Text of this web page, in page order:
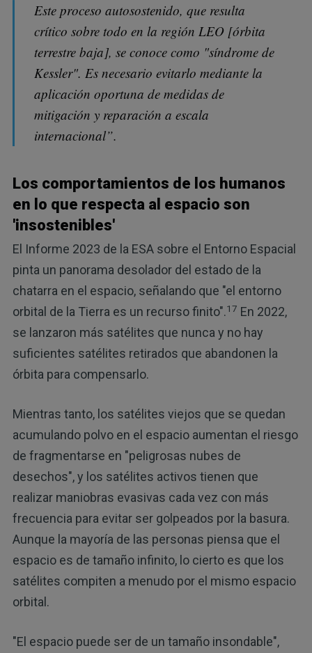
Este proceso autosostenido, que resulta
crítico sobre todo en la región LEO [órbita
terrestre baja], se conoce como "síndrome de
Kessler". Es necesario evitarlo mediante la
aplicación oportuna de medidas de
mitigación y reparación a escala
internacional”.
Los comportamientos de los humanos
en lo que respecta al espacio son
'insostenibles'
El Informe 2023 de la ESA sobre el Entorno Espacial
pinta un panorama desolador del estado de la
chatarra en el espacio, señalando que "el entorno
orbital de la Tierra es un recurso finito".17 En 2022,
se lanzaron más satélites que nunca y no hay
suficientes satélites retirados que abandonen la
órbita para compensarlo.
Mientras tanto, los satélites viejos que se quedan
acumulando polvo en el espacio aumentan el riesgo
de fragmentarse en "peligrosas nubes de
desechos", y los satélites activos tienen que
realizar maniobras evasivas cada vez con más
frecuencia para evitar ser golpeados por la basura.
Aunque la mayoría de las personas piensa que el
espacio es de tamaño infinito, lo cierto es que los
satélites compiten a menudo por el mismo espacio
orbital.
"El espacio puede ser de un tamaño insondable",